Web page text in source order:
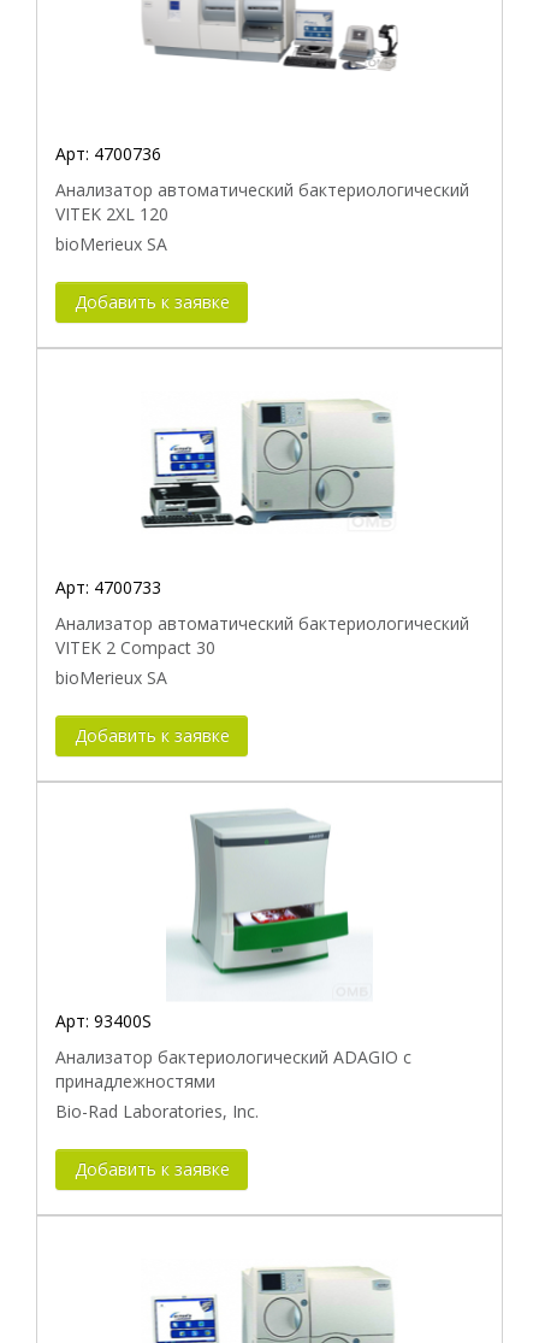
Арт: 4700736
Анализатор автоматический бактериологический
VITEK 2XL 120
bioMerieux SA
Добавить к заявке
Арт: 4700733
Анализатор автоматический бактериологический
VITEK 2 Compact 30
bioMerieux SA
Добавить к заявке
Арт: 93400S
Анализатор бактериологический ADAGIO с
принадлежностями
Bio-Rad Laboratories, Inc.
Добавить к заявке